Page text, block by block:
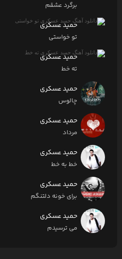
برگرد عشقم
حمید عسکری
تو خواستی
حمید عسکری
ته خط
حمید عسکری
چالوس
حمید عسکری
مرداد
حمید عسکری
خط به خط
حمید عسکری
برای خونه دلتنگم
حمید عسکری
می ترسیدم